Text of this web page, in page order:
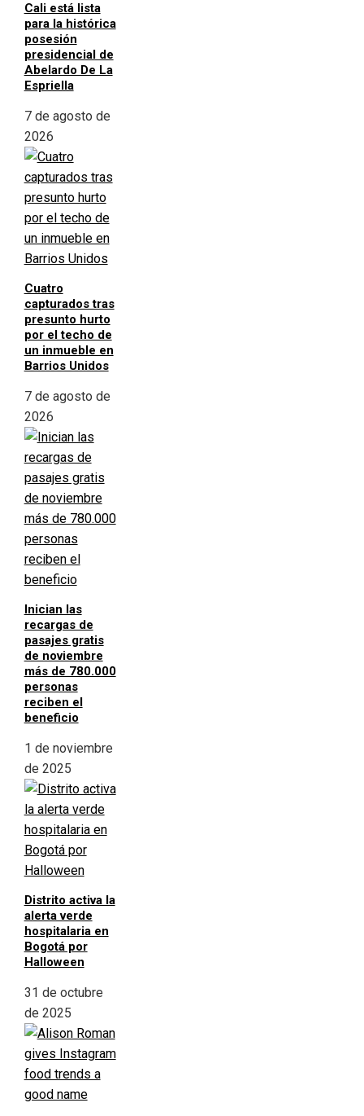
Cali está lista
para la histórica
posesión
presidencial de
Abelardo De La
Espriella
7 de agosto de
2026
Cuatro
capturados tras
presunto hurto
por el techo de
un inmueble en
Barrios Unidos
7 de agosto de
2026
Inician las
recargas de
pasajes gratis
de noviembre
más de 780.000
personas
reciben el
beneficio
1 de noviembre
de 2025
Distrito activa la
alerta verde
hospitalaria en
Bogotá por
Halloween
31 de octubre
de 2025